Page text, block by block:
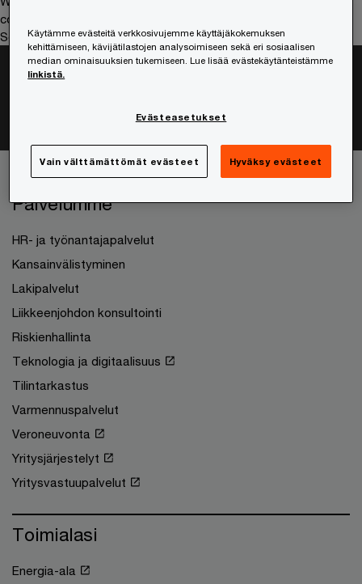
compete at a speed that rewrites the rules
See how
Palvelumme
HR- ja työnantajapalvelut
Kansainvälistyminen
Lakipalvelut
Liikkeenjohdon konsultointi
Riskienhallinta
Teknologia ja digitaalisuus
Tilintarkastus
Varmennuspalvelut
Veroneuvonta
Yritysjärjestelyt
Yritysvastuupalvelut
Toimialasi
Energia-ala
Käytämme evästeitä verkkosivujemme käyttäjäkokemuksen
kehittämiseen, kävijätilastojen analysoimiseen sekä eri sosiaalisen
median ominaisuuksien tukemiseen. Lue lisää evästekäytänteistämme
linkistä.
Evästeasetukset
Vain välttämättömät evästeet Hyväksy evästeet